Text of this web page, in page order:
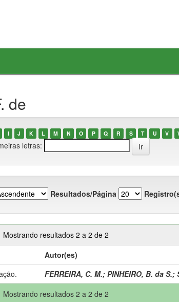
de
I J K L M N O P Q R S T U V
letras:
Resultados/Página
Mostrando resultados 2 a 2 de 2
Autor(es)
FERREIRA, C. M.; PINHEIRO, B. da S.;
Mostrando resultados 2 a 2 de 2